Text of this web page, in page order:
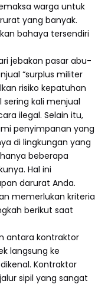
warga untuk
yang banyak.
bahaya tersendiri
jebakan pasar abu-
“surplus militer
risiko kepatuhan
kali menjual
ilegal. Selain itu,
penyimpanan yang
di lingkungan yang
beberapa
Hal ini
darurat Anda.
memerlukan kriteria
berikut saat
antara kontraktor
langsung ke
Kontraktor
sipil yang sangat